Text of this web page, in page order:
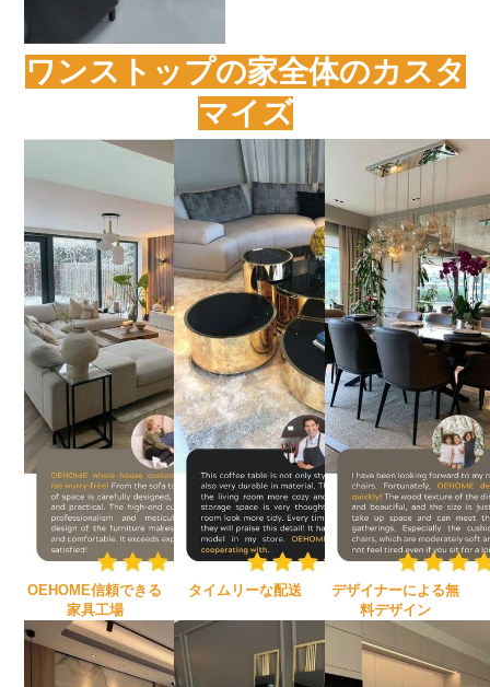
ワンストップの家全体のカスタ
マイズ
OEHOME信頼できる
家具工場
タイムリーな配送
デザイナーによる無
料デザイン